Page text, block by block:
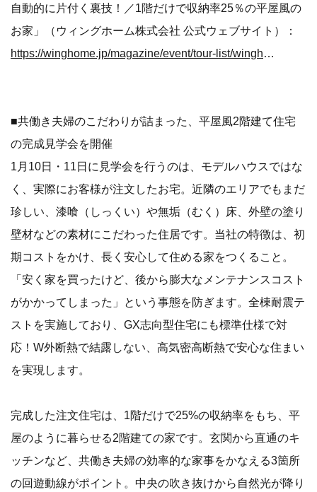
自動的に片付く裏技！／1階だけで収納率25％の平屋風の
お家」（ウィングホーム株式会社 公式ウェブサイト）：
https://winghome.jp/magazine/event/tour-list/winghome/97910
■共働き夫婦のこだわりが詰まった、平屋風2階建て住宅
の完成見学会を開催
1月10日・11日に見学会を行うのは、モデルハウスではな
く、実際にお客様が注文したお宅。近隣のエリアでもまだ
珍しい、漆喰（しっくい）や無垢（むく）床、外壁の塗り
壁材などの素材にこだわった住居です。当社の特徴は、初
期コストをかけ、長く安心して住める家をつくること。
「安く家を買ったけど、後から膨大なメンテナンスコスト
がかかってしまった」という事態を防ぎます。全棟耐震テ
ストを実施しており、GX志向型住宅にも標準仕様で対
応！W外断熱で結露しない、高気密高断熱で安心な住まい
を実現します。
完成した注文住宅は、1階だけで25%の収納率をもち、平
屋のように暮らせる2階建ての家です。玄関から直通のキ
ッチンなど、共働き夫婦の効率的な家事をかなえる3箇所
の回遊動線がポイント。中央の吹き抜けから自然光が降り